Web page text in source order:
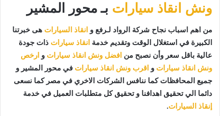
ونش انقاذ سيارات بـ محور المشير
من اهم اسباب نجاح شركة الرواد لـرفع و انقاذ السيارات هى خبرتنا
الكبيرة في استغلال الوقت وتقديم خدمة انقاذ سيارات ذات جودة
عالية باقل سعر وأن نصبح من افضل ونش انقاذ سيارات و ارخص
ونش انقاذ سيارات و اقرب ونش انقاذ سيارات في محور المشير و
جميع المحافظات كما ننافس الشركات الاخري في مصر كما نسعى
دائما الي تحقيق اهدافنا و تحقيق كل متطلبات العميل في خدمة
إنقاذ السيارات.